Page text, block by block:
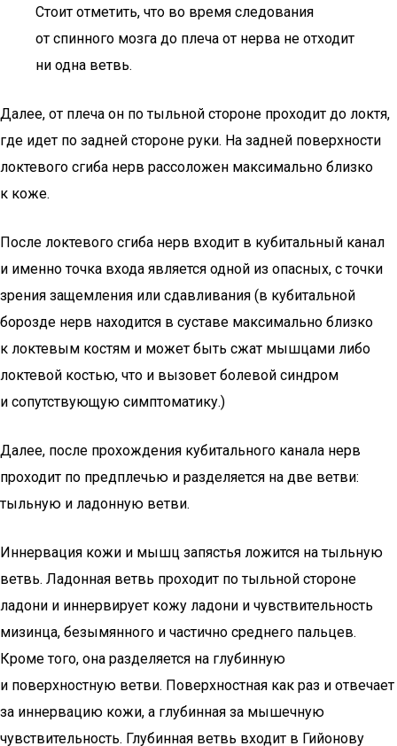
Стоит отметить, что во время следования
от спинного мозга до плеча от нерва не отходит
ни одна ветвь.
Далее, от плеча он по тыльной стороне проходит до локтя,
где идет по задней стороне руки. На задней поверхности
локтевого сгиба нерв рассоложен максимально близко
к коже.
После локтевого сгиба нерв входит в кубитальный канал
и именно точка входа является одной из опасных, с точки
зрения защемления или сдавливания (в кубитальной
борозде нерв находится в суставе максимально близко
к локтевым костям и может быть сжат мышцами либо
локтевой костью, что и вызовет болевой синдром
и сопутствующую симптоматику.)
Далее, после прохождения кубитального канала нерв
проходит по предплечью и разделяется на две ветви:
тыльную и ладонную ветви.
Иннервация кожи и мышц запястья ложится на тыльную
ветвь. Ладонная ветвь проходит по тыльной стороне
ладони и иннервирует кожу ладони и чувствительность
мизинца, безымянного и частично среднего пальцев.
Кроме того, она разделяется на глубинную
и поверхностную ветви. Поверхностная как раз и отвечает
за иннервацию кожи, а глубинная за мышечную
чувствительность. Глубинная ветвь входит в Гийонову